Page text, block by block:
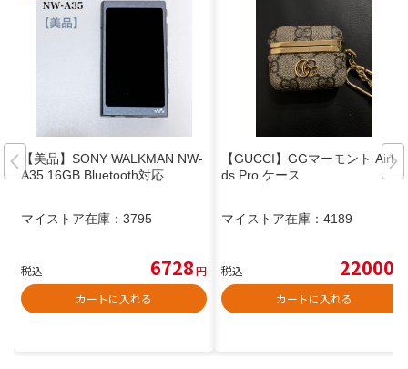
【美品】SONY WALKMAN NW-
A35 16GB Bluetooth対応
マイストア在庫： 3795
税込 6728円
カートに入れる
【GUCCI】GGマーモント AirPo
ds Pro ケース
マイストア在庫： 4189
税込 22000
カートに入れる